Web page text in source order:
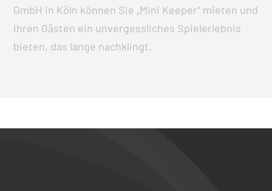
GmbH in Köln können Sie „Mini Keeper“ mieten und
Ihren Gästen ein unvergessliches Spielerlebnis
bieten, das lange nachklingt.